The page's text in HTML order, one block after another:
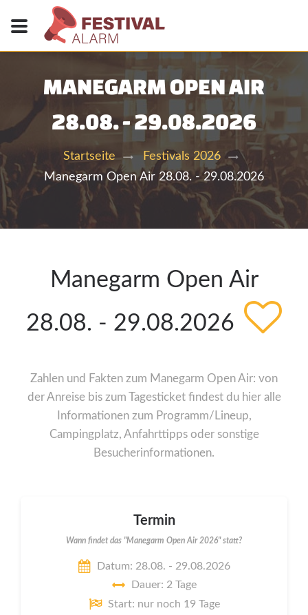
MANEGARM OPEN AIR
28.08. - 29.08.2026
Startseite
Festivals 2026
Manegarm Open Air 28.08. - 29.08.2026
Manegarm Open Air
28.08. - 29.08.2026
Zahlen und Fakten zum Manegarm Open Air: von
der Anreise bis zum Tagesticket findest du hier alle
Informationen zum Programm/Lineup,
Campingplatz, Anfahrttipps oder sonstige
Besucherinformationen.
Termin
Wann findet das "Manegarm Open Air 2026" statt?
Datum: 28.08. - 29.08.2026
Dauer: 2 Tage
Start: nur noch 19 Tage